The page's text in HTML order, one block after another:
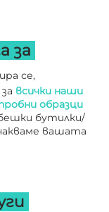
за
се,
всички наши
бутилки/
вашата